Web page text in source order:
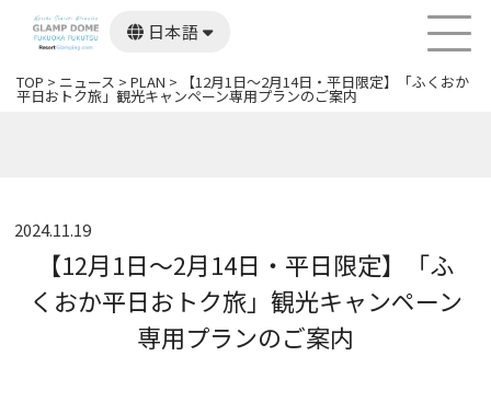
日本語
English
한국어
繁體中文
TOP > ニュース > PLAN > 【12月1日～2月14日・平日限定】「ふくおか
平日おトク旅」観光キャンペーン専用プランのご案内
2024.11.19
【12月1日～2月14日・平日限定】「ふ
くおか平日おトク旅」観光キャンペーン
専用プランのご案内